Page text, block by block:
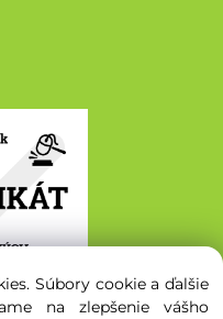
Súbory cookie a ďalšie
na zlepšenie vášho